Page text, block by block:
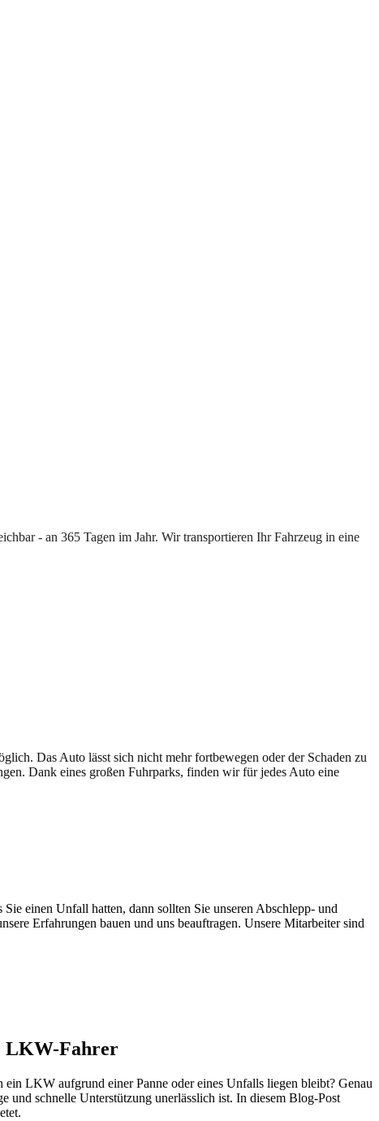
- an 365 Tagen im Jahr. Wir transportieren Ihr Fahrzeug in eine
Das Auto lässt sich nicht mehr fortbewegen oder der Schaden zu
Dank eines großen Fuhrparks, finden wir für jedes Auto eine
einen Unfall hatten, dann sollten Sie unseren Abschlepp- und
Erfahrungen bauen und uns beauftragen. Unsere Mitarbeiter sind
LKW-Fahrer
LKW aufgrund einer Panne oder eines Unfalls liegen bleibt? Genau
und schnelle Unterstützung unerlässlich ist. In diesem Blog-Post